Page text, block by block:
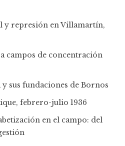
y represión en Villamartín,
campos de concentración
sus fundaciones de Bornos
febrero-julio 1936
en el campo: del